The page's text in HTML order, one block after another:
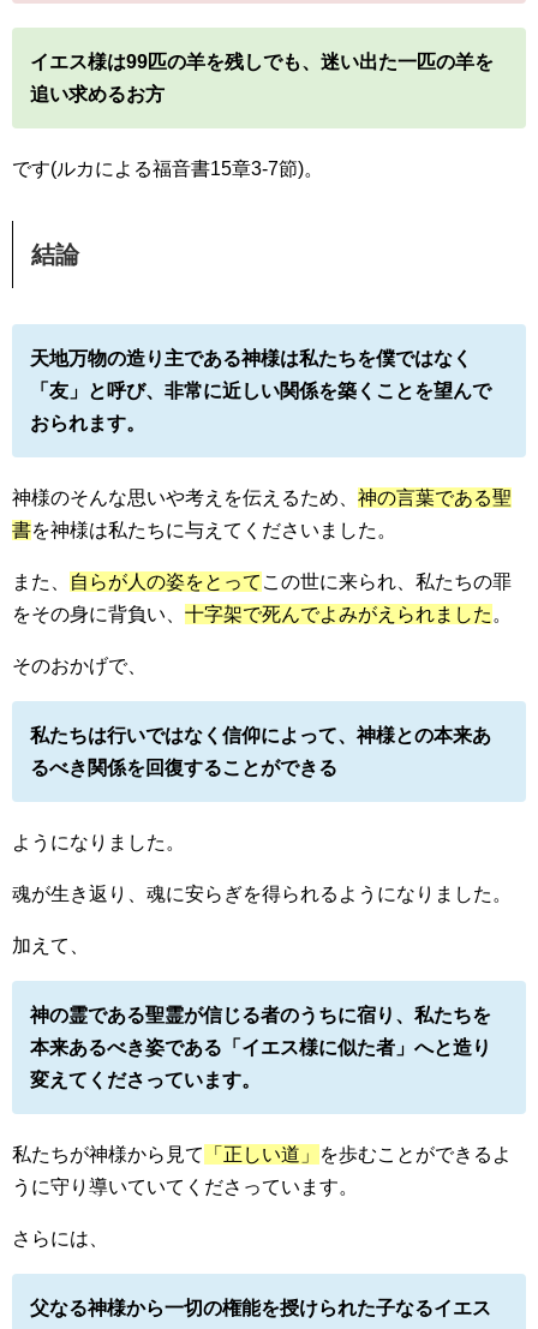
イエス様は99匹の羊を残しでも、迷い出た一匹の羊を
追い求めるお方
です(ルカによる福音書15章3-7節)。
結論
天地万物の造り主である神様は私たちを僕ではなく
「友」と呼び、非常に近しい関係を築くことを望んで
おられます。
神様のそんな思いや考えを伝えるため、 神の言葉である聖
書を神様は私たちに与えてくださいました。
また、 自らが人の姿をとって この世に来られ、私たちの罪
をその身に背負い、 十字架で死んでよみがえられました 。
そのおかげで、
私たちは行いではなく信仰によって、神様との本来あ
るべき関係を回復することができる
ようになりました。
魂が生き返り、魂に安らぎを得られるようになりました。
加えて、
神の霊である聖霊が信じる者のうちに宿り、私たちを
本来あるべき姿である「イエス様に似た者」へと造り
変えてくださっています。
私たちが神様から見て 「正しい道」
を歩むことができるよ
うに守り導いていてくださっています。
さらには、
父なる神様から一切の権能を授けられた子なるイエス